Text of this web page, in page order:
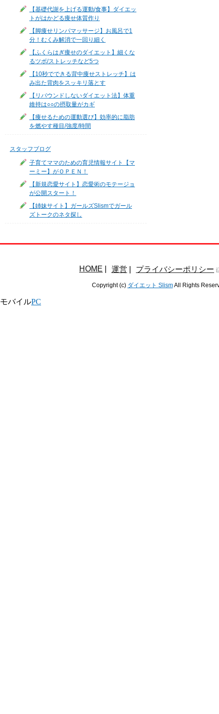
【基礎代謝を上げる運動/食事】ダイエッ
トがはかどる痩せ体質作り
【脚痩せリンパマッサージ】お風呂で1
分！むくみ解消で一回り細く
【ふくらはぎ痩せのダイエット】細くな
るツボ/ストレッチなど5つ
【10秒でできる背中痩せストレッチ】は
み出た背肉をスッキリ落とす
【リバウンドしないダイエット法】体重
維持は○○の摂取量がカギ
【痩せるための運動選び】効率的に脂肪
を燃やす種目/強度/時間
スタッフブログ
子育てママのための育児情報サイト【マ
ーミー】がＯＰＥＮ！
【新規恋愛サイト】恋愛術のモテージョ
が公開スタート！
【姉妹サイト】ガールズSlismでガール
ズトークのネタ探し
HOME 運営 プライバシーポリシー
Copyright (c) ダイエット SlismAll Rights
モバイルPC